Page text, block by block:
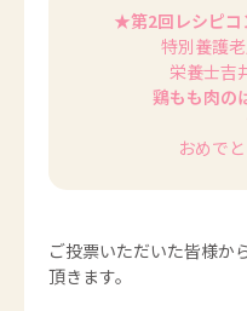
★第2回レシピ
特別養護
栄養士吉
鶏もも肉の
おめで
ご投票いただいた皆様か
頂きます。